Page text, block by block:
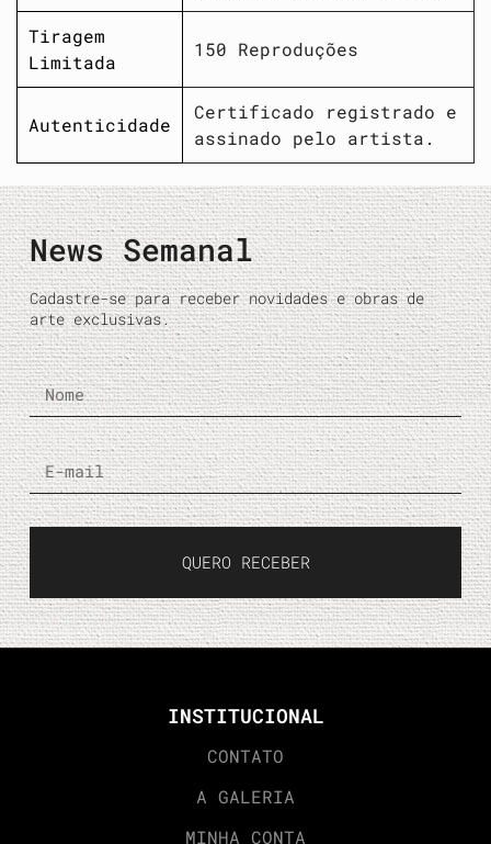
Tiragem
Limitada
150 Reproduções
Autenticidade
Certificado registrado e
assinado pelo artista.
News Semanal
Cadastre-se para receber novidades e obras de
arte exclusivas.
QUERO RECEBER
INSTITUCIONAL
CONTATO
A GALERIA
MINHA CONTA